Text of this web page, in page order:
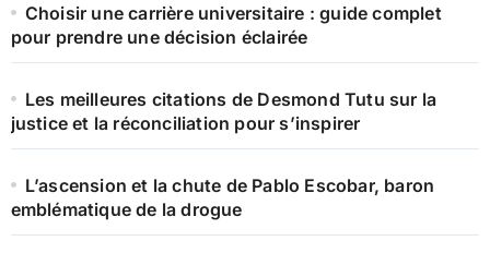
Choisir une carrière universitaire : guide complet
pour prendre une décision éclairée
Les meilleures citations de Desmond Tutu sur la
justice et la réconciliation pour s’inspirer
L’ascension et la chute de Pablo Escobar, baron
emblématique de la drogue